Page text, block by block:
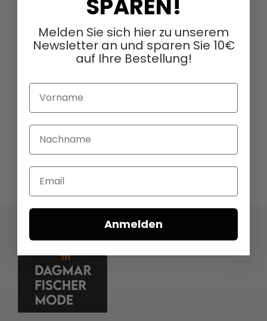
SPAREN!
Melden Sie sich hier zu unserem
Newsletter an und sparen Sie 10€
auf Ihre Bestellung!
Vorname
Nachname
Email
Anmelden